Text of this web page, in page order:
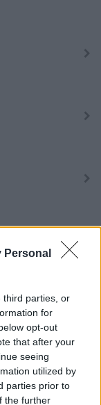
Personal
third parties, or
for
opt-out
that after your
seeing
utilized by
parties prior to
the further